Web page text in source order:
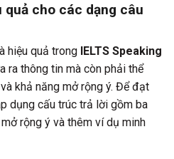
cho các dạng câu
hiệu quả trong IELTS Speaking
ra thông tin mà còn phải thể
khả năng mở rộng ý. Để đạt
dụng cấu trúc trả lời gồm ba
rộng ý và thêm ví dụ minh